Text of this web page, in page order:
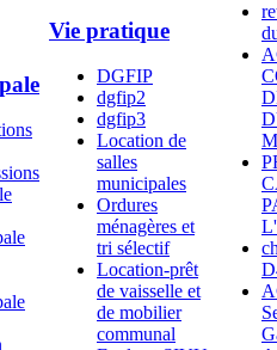
Vie pratique
DGFIP
dgfip2
dgfip3
Location de
salles
municipales
Ordures
ménagères et
tri sélectif
Location-prêt
de vaisselle et
de mobilier
communal